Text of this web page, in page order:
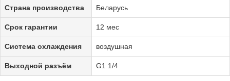
Страна производства Беларусь
Срок гарантии 12 мес
Система охлаждения воздушная
Выходной разъём G1 1/4